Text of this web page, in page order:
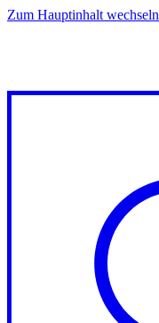
Zum Hauptinhalt wechseln